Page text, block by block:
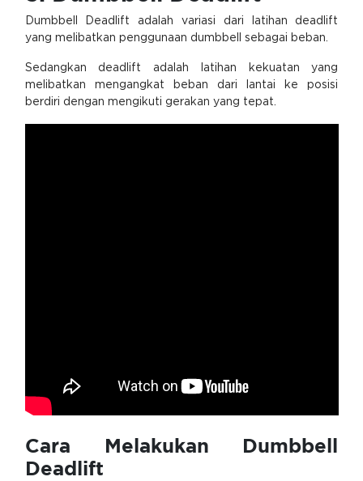
Dumbbell Deadlift adalah variasi dari latihan deadlift
yang melibatkan penggunaan dumbbell sebagai beban.
Sedangkan deadlift adalah latihan kekuatan yang
melibatkan mengangkat beban dari lantai ke posisi
berdiri dengan mengikuti gerakan yang tepat.
Cara Melakukan Dumbbell
Deadlift